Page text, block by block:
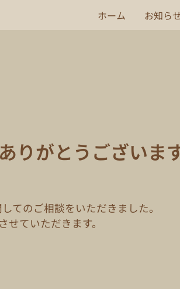
ホーム お知ら
りがとうございま
てのご相談をいただきました。
ていただきます。